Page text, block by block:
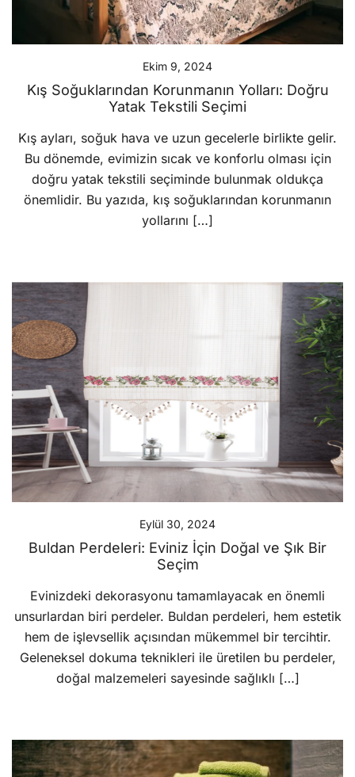
Ekim 9, 2024
Kış Soğuklarından Korunmanın Yolları: Doğru
Yatak Tekstili Seçimi
Kış ayları, soğuk hava ve uzun gecelerle birlikte gelir.
Bu dönemde, evimizin sıcak ve konforlu olması için
doğru yatak tekstili seçiminde bulunmak oldukça
önemlidir. Bu yazıda, kış soğuklarından korunmanın
yollarını […]
Eylül 30, 2024
Buldan Perdeleri: Eviniz İçin Doğal ve Şık Bir
Seçim
Evinizdeki dekorasyonu tamamlayacak en önemli
unsurlardan biri perdeler. Buldan perdeleri, hem estetik
hem de işlevsellik açısından mükemmel bir tercihtir.
Geleneksel dokuma teknikleri ile üretilen bu perdeler,
doğal malzemeleri sayesinde sağlıklı […]